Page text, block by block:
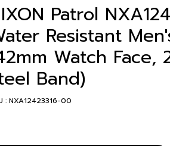
Patrol
Resistant
Watch Face,
Band)
: NXA12423316-00